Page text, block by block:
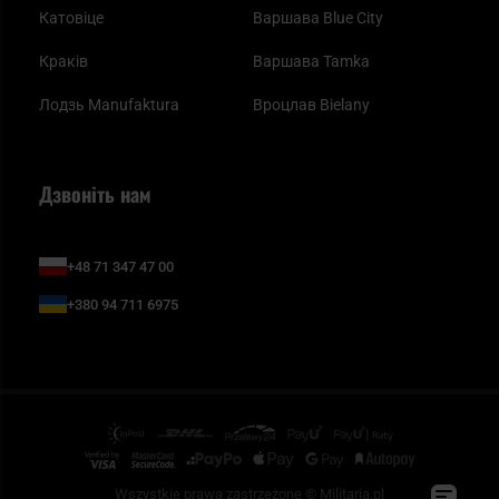
Катовіце
Краків
Лодзь Manufaktura
Варшава Blue City
Варшава Tamka
Вроцлав Bielany
Дзвоніть нам
+48 71 347 47 00
+380 94 711 6975
Wszystkie prawa zastrzeżone © Militaria.pl